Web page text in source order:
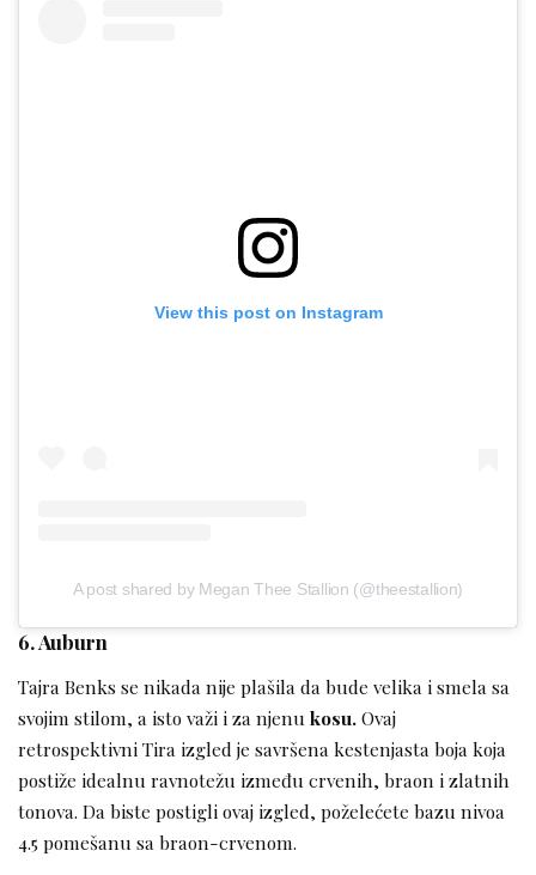
View this post on Instagram
A post shared by Megan Thee Stallion (@theestallion)
6. Auburn
Tajra Benks se nikada nije plašila da bude velika i smela sa
svojim stilom, a isto važi i za njenu kosu.Ovaj
retrospektivni Tira izgled je savršena kestenjasta boja koja
postiže idealnu ravnotežu između crvenih, braon i zlatnih
tonova. Da biste postigli ovaj izgled, poželećete bazu nivoa
4.5 pomešanu sa braon-crvenom.